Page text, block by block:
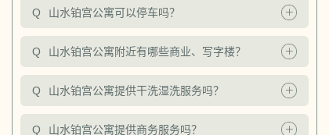
Q 山水铂宫公寓可以停车吗？
Q 山水铂宫公寓附近有哪些商业、写字楼？
Q 山水铂宫公寓提供干洗湿洗服务吗？
Q 山水铂宫公寓提供商务服务吗？